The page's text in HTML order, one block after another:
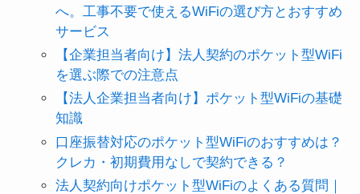
へ。工事不要で使えるWiFiの選び方とおすすめ
サービス
【企業担当者向け】法人契約のポケット型WiFi
を選ぶ際での注意点
【法人企業担当者向け】ポケット型WiFiの基礎
知識
口座振替対応のポケット型WiFiのおすすめは？
クレカ・初期費用なしで契約できる？
法人契約向けポケット型WiFiのよくある質問｜